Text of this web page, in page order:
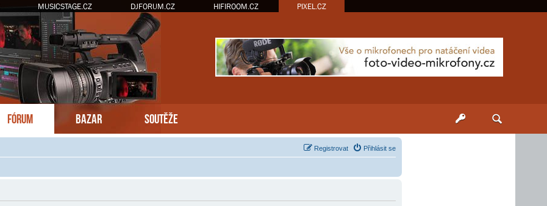
MUSICSTAGE.CZ DJFORUM.CZ HIFIROOM.CZ PIXEL.CZ
FÓRUM BAZAR SOUTĚŽE
Přihlásit se
Registrovat